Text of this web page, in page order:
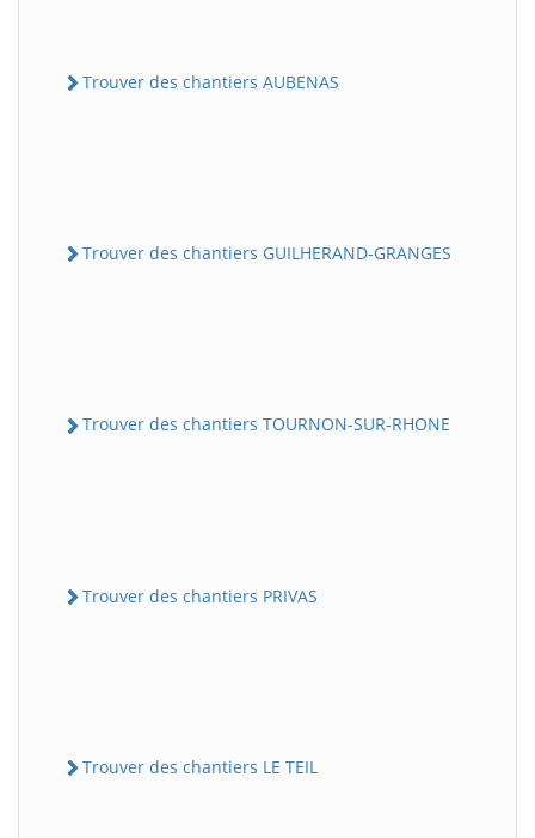
Trouver des chantiers AUBENAS
Trouver des chantiers GUILHERAND-GRANGES
Trouver des chantiers TOURNON-SUR-RHONE
Trouver des chantiers PRIVAS
Trouver des chantiers LE TEIL